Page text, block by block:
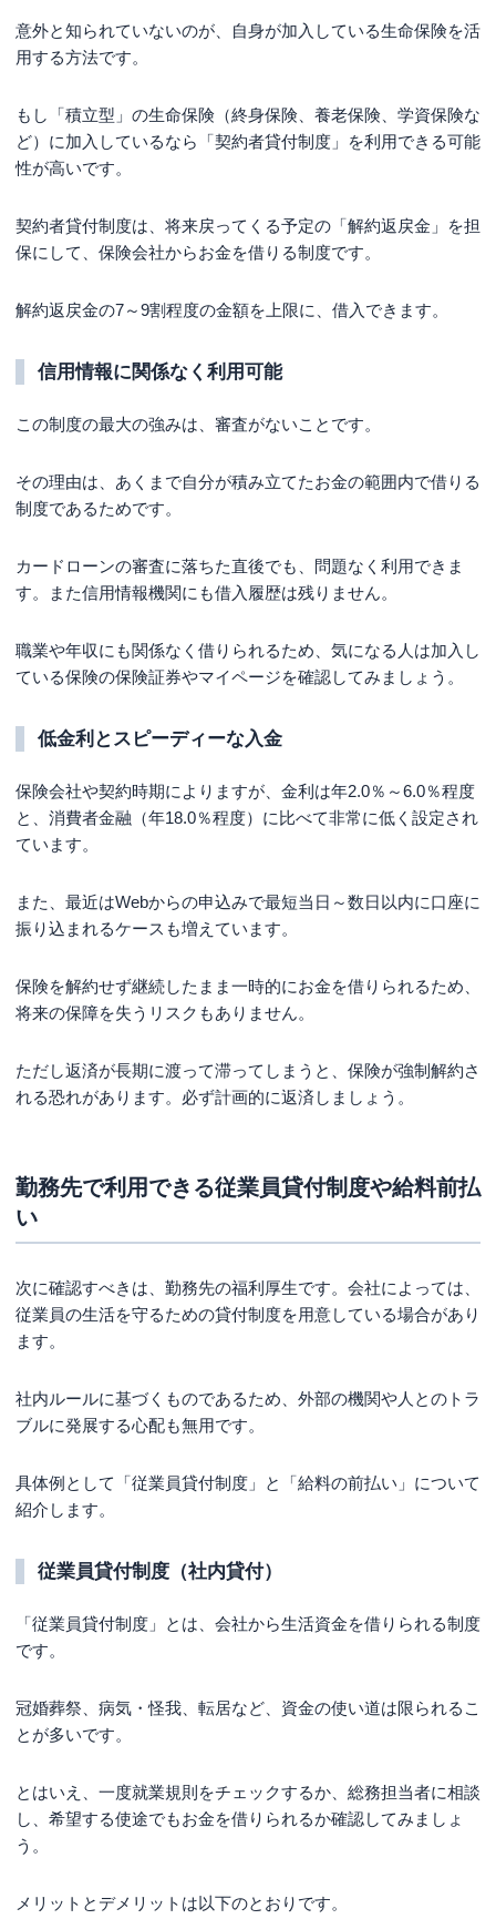
意外と知られていないのが、自身が加入している生命保険を活
用する方法です。
もし「積立型」の生命保険（終身保険、養老保険、学資保険な
ど）に加入しているなら「契約者貸付制度」を利用できる可能
性が高いです。
契約者貸付制度は、将来戻ってくる予定の「解約返戻金」を担
保にして、保険会社からお金を借りる制度です。
解約返戻金の7～9割程度の金額を上限に、借入できます。
信用情報に関係なく利用可能
この制度の最大の強みは、審査がないことです。
その理由は、あくまで自分が積み立てたお金の範囲内で借りる
制度であるためです。
カードローンの審査に落ちた直後でも、問題なく利用できま
す。また信用情報機関にも借入履歴は残りません。
職業や年収にも関係なく借りられるため、気になる人は加入し
ている保険の保険証券やマイページを確認してみましょう。
低金利とスピーディーな入金
保険会社や契約時期によりますが、金利は年2.0％～6.0％程度
と、消費者金融（年18.0％程度）に比べて非常に低く設定され
ています。
また、最近はWebからの申込みで最短当日～数日以内に口座に
振り込まれるケースも増えています。
保険を解約せず継続したまま一時的にお金を借りられるため、
将来の保障を失うリスクもありません。
ただし返済が長期に渡って滞ってしまうと、保険が強制解約さ
れる恐れがあります。必ず計画的に返済しましょう。
勤務先で利用できる従業員貸付制度や給料前払
い
次に確認すべきは、勤務先の福利厚生です。会社によっては、
従業員の生活を守るための貸付制度を用意している場合があり
ます。
社内ルールに基づくものであるため、外部の機関や人とのトラ
ブルに発展する心配も無用です。
具体例として「従業員貸付制度」と「給料の前払い」について
紹介します。
従業員貸付制度（社内貸付）
「従業員貸付制度」とは、会社から生活資金を借りられる制度
です。
冠婚葬祭、病気・怪我、転居など、資金の使い道は限られるこ
とが多いです。
とはいえ、一度就業規則をチェックするか、総務担当者に相談
し、希望する使途でもお金を借りられるか確認してみましょ
う。
メリットとデメリットは以下のとおりです。